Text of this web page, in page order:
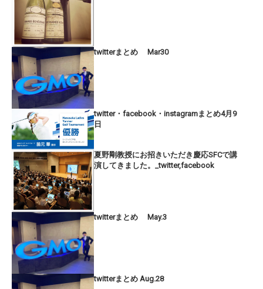
twitterまとめ Mar30
twitter・facebook・instagramまとめ4月9
日
夏野剛教授にお招きいただき慶応SFCで講
演してきました。_twitter,facebook
twitterまとめ May.3
twitterまとめ Aug.28